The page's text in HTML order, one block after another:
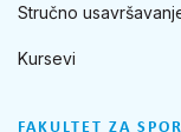
FAKULTET ZA
Stručno
Kursevi